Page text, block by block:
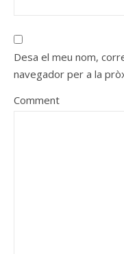
Desa el meu nom,
navegador per a la
Comment